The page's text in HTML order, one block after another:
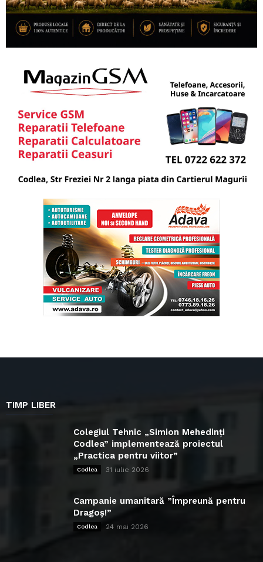
TIMP LIBER
Colegiul Tehnic „Simion Mehedinți
Codlea” implementează proiectul
„Practica pentru viitor”
Codlea 31 iulie 2026
Campanie umanitară ”Împreună pentru
Dragoș!”
Codlea 24 mai 2026